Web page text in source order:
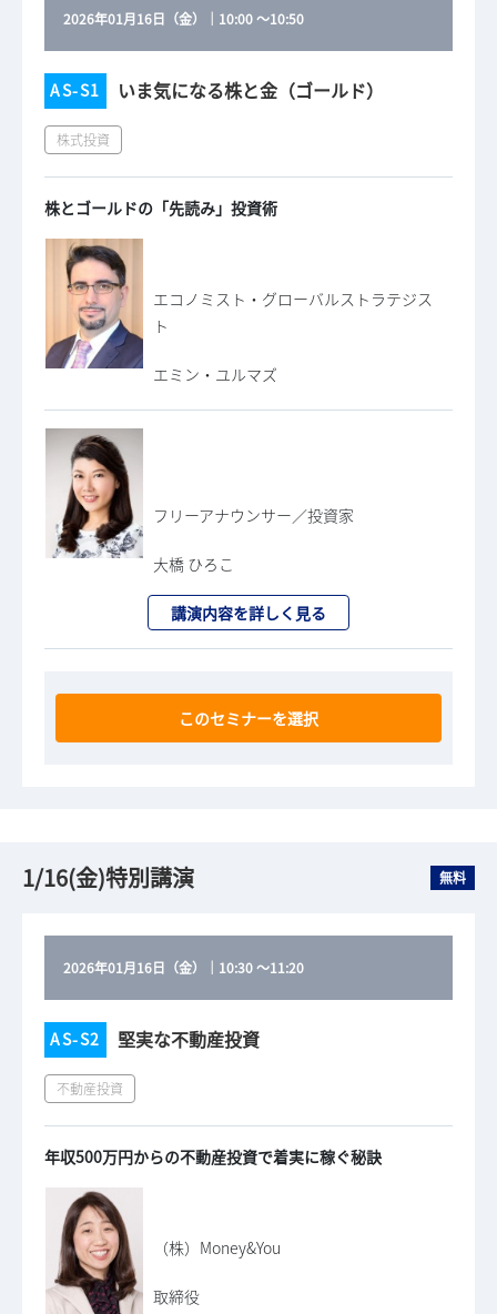
2026年01月16日（金） ｜ 10:00～10:50
AS-S1 いま気になる株と金（ゴールド）
株式投資
株とゴールドの「先読み」投資術
エコノミスト・グローバルストラテジス
ト
エミン・ユルマズ
フリーアナウンサー／投資家
大橋 ひろこ
講演内容を詳しく見る
このセミナーを選択
1/16(金)特別講演 無料
2026年01月16日（金） ｜ 10:30～11:20
AS-S2 堅実な不動産投資
不動産投資
年収500万円からの不動産投資で着実に稼ぐ秘訣
（株）Money&You
取締役